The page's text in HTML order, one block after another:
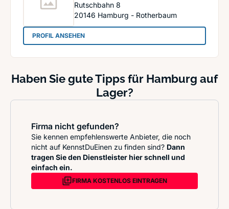
Rutschbahn 8
20146 Hamburg - Rotherbaum
PROFIL ANSEHEN: Hörtraining Online
Haben Sie gute Tipps für Hamburg auf
Lager?
Firma nicht gefunden?
Sie kennen empfehlenswerte Anbieter, die noch
nicht auf KennstDuEinen zu finden sind? Dann
tragen Sie den Dienstleister hier schnell und
einfach ein.
FIRMA KOSTENLOS EINTRAGEN